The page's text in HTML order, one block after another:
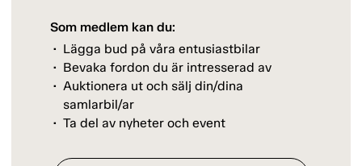
Som medlem kan du:
Lägga bud på våra entusiastbilar
Bevaka fordon du är intresserad av
Auktionera ut och sälj din/dina
samlarbil/ar
Ta del av nyheter och event